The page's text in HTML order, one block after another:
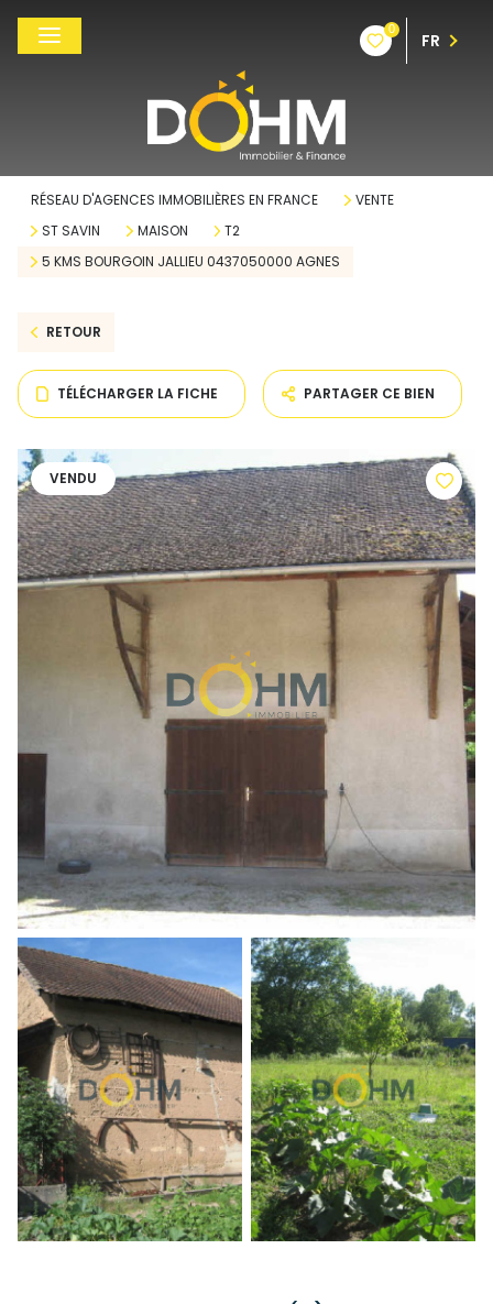
0
FR
RÉSEAU D'AGENCES IMMOBILIÈRES EN FRANCE
VENTE
ST SAVIN
MAISON
T2
5 KMS BOURGOIN JALLIEU 0437050000 AGNES
RETOUR
TÉLÉCHARGER LA FICHE PARTAGER CE BIEN
VENDU